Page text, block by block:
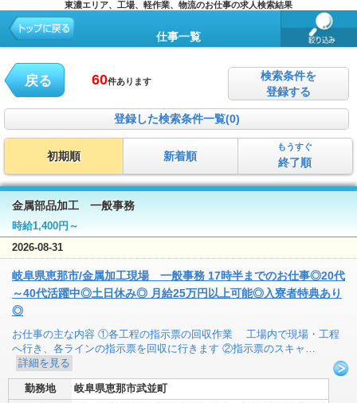
東濃エリア、工場、軽作業、物流のお仕事の求人検索結果
仕事一覧
戻る 60件あります
検索条件を
登録する
登録した検索条件一覧(0)
初期順 新着順
もうすぐ
終了順
金属部品加工 一般事務
時給1,400円～
2026-08-31
岐阜県恵那市/金属加工現場 一般事務 17時半までのお仕事◎20代
～40代活躍中◎土日休み◎ 月給25万円以上可能◎入寮者特典あり
◎
お仕事の主な内容 ①各工程の指示票の回収作業 工場内で現場・工程
へ行き、各ラインの指示票を回収に行きます ②指示票のスキャ…
詳細を見る
勤務地
岐阜県恵那市武並町